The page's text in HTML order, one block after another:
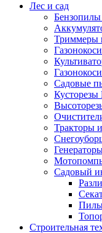
Лес и сад
Бензопилы
Триммеры
Садовые
Кусторезы
Тракторы
Садовый
Пилы
Строительная